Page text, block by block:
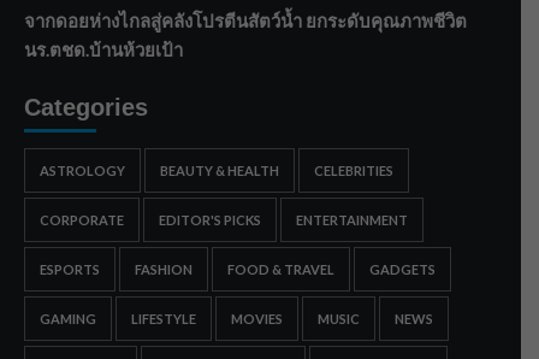
จากดอยห่างไกลสู่คลังโปรตีนสัตว์น้ำ ยกระดับคุณภาพชีวิต
นร.ตชด.บ้านห้วยเป้า
Categories
ASTROLOGY BEAUTY & HEALTH CELEBRITIES
CORPORATE EDITOR'S PICKS ENTERTAINMENT
ESPORTS FASHION FOOD & TRAVEL GADGETS
GAMING LIFESTYLE MOVIES MUSIC NEWS